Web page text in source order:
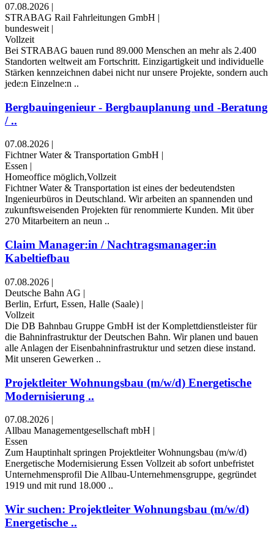
07.08.2026 |
STRABAG Rail Fahrleitungen GmbH |
bundesweit |
Vollzeit
Bei STRABAG bauen rund 89.000 Menschen an mehr als 2.400
Standorten weltweit am Fortschritt. Einzigartigkeit und individuelle
Stärken kennzeichnen dabei nicht nur unsere Projekte, sondern auch
jede:n Einzelne:n ..
Bergbauingenieur - Bergbauplanung und -Beratung
/ ..
07.08.2026 |
Fichtner Water & Transportation GmbH |
Essen |
Homeoffice möglich,Vollzeit
Fichtner Water & Transportation ist eines der bedeutendsten
Ingenieurbüros in Deutschland. Wir arbeiten an spannenden und
zukunftsweisenden Projekten für renommierte Kunden. Mit über
270 Mitarbeitern an neun ..
Claim Manager:in / Nachtragsmanager:in
Kabeltiefbau
07.08.2026 |
Deutsche Bahn AG |
Berlin, Erfurt, Essen, Halle (Saale) |
Vollzeit
Die DB Bahnbau Gruppe GmbH ist der Komplettdienstleister für
die Bahninfrastruktur der Deutschen Bahn. Wir planen und bauen
alle Anlagen der Eisenbahninfrastruktur und setzen diese instand.
Mit unseren Gewerken ..
Projektleiter Wohnungsbau (m/w/d) Energetische
Modernisierung ..
07.08.2026 |
Allbau Managementgesellschaft mbH |
Essen
Zum Hauptinhalt springen Projektleiter Wohnungsbau (m/w/d)
Energetische Modernisierung Essen Vollzeit ab sofort unbefristet
Unternehmensprofil Die Allbau-Unternehmensgruppe, gegründet
1919 und mit rund 18.000 ..
Wir suchen: Projektleiter Wohnungsbau (m/w/d)
Energetische ..